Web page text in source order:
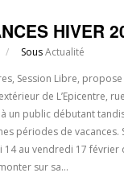
HIVER
/ SousActualité
Session Libre,
de L’Epicentre,
un public débutant
périodes de vacances.
au vendredi 17
sur sa…